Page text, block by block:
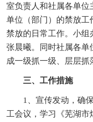
室负责人和社属各单位
单位（部门）的禁放
禁放的日常工作。小组
张晨曦。同时社属各
成一级抓一级、层层抓
三、工作措施
1、宣传发动，确保
工会议，学习《芜湖